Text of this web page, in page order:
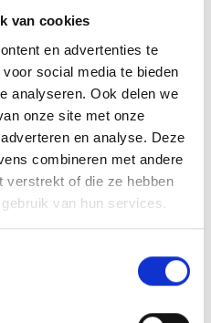
van cookies
en advertenties te
social media te bieden
analyseren. Ook delen we
onze site met onze
en analyse. Deze
combineren met andere
verstrekt of die ze hebben
van hun services.
bijgaande foto).
bij dakpanelen met een TL
gemakkelijk met een
kunnen worden.